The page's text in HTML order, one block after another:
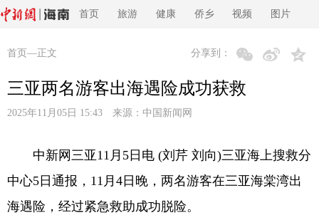
首页 旅游 健康 侨乡 视频 图片
首页 —正文 分享到：
三亚两名游客出海遇险成功获救
2025年11月05日 15:43 来源： 中国新闻网
中新网三亚11月5日电 (刘芹 刘向)三亚海上搜救分
中心5日通报，11月4日晚，两名游客在三亚海棠湾出
海遇险，经过紧急救助成功脱险。